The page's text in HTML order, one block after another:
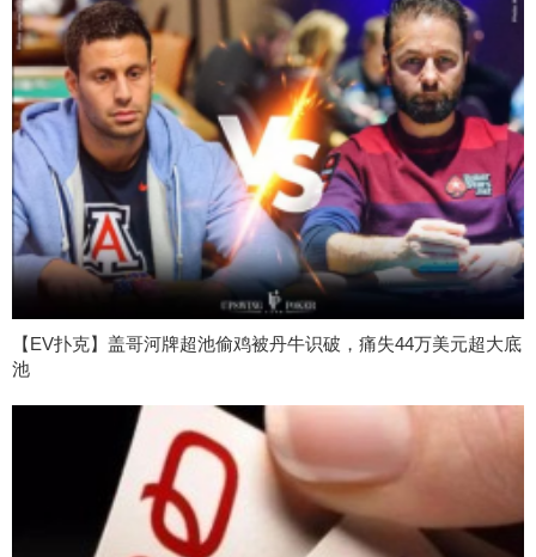
【EV扑克】盖哥河牌超池偷鸡被丹牛识破，痛失44万美元超大底
池